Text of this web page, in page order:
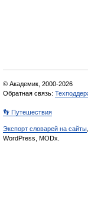
© Академик, 2000-2026
Обратная связь:
👣 Путешествия
Экспорт словарей на сайты
WordPress, MODx.